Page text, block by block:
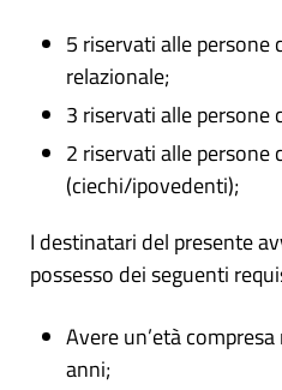
5 riservati alle
relazionale;
3 riservati alle persone
2 riservati alle persone
(ciechi/ipovedenti);
I destinatari del presente
possesso dei seguenti
Avere un’età
anni;